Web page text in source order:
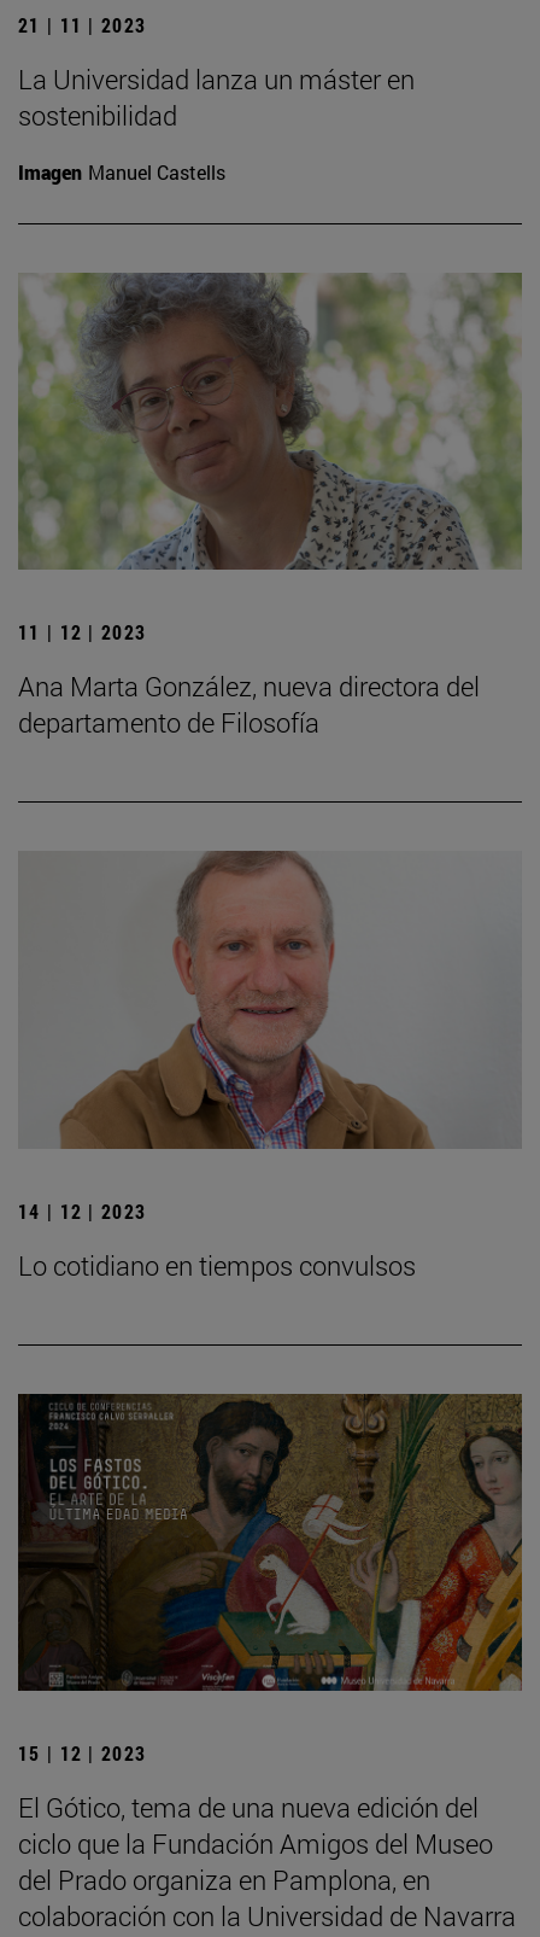
21 | 11 | 2023
La Universidad lanza un máster en
sostenibilidad
Imagen Manuel Castells
11 | 12 | 2023
Ana Marta González, nueva directora del
departamento de Filosofía
14 | 12 | 2023
Lo cotidiano en tiempos convulsos
15 | 12 | 2023
El Gótico, tema de una nueva edición del
ciclo que la Fundación Amigos del Museo
del Prado organiza en Pamplona, en
colaboración con la Universidad de Navarra